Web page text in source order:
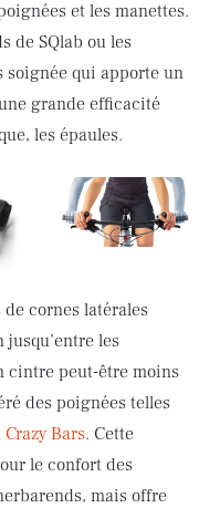
et les manettes.
de SQlab ou les
soignée qui apporte un
grande efficacité
les épaules.
cornes latérales
les
cintre peut-être moins
des poignées telles
Crazy Bars. Cette
le confort des
mais offre